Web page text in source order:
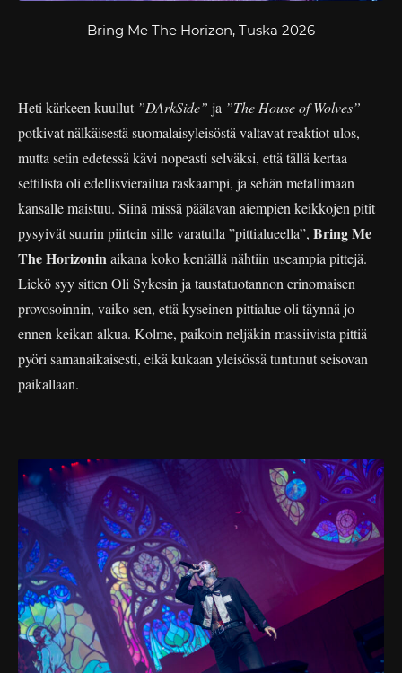
Bring Me The Horizon, Tuska 2026
Heti kärkeen kuullut ”DArkSide” ja ”The House of Wolves”
potkivat nälkäisestä suomalaisyleisöstä valtavat reaktiot ulos,
mutta setin edetessä kävi nopeasti selväksi, että tällä kertaa
settilista oli edellisvierailua raskaampi, ja sehän metallimaan
kansalle maistuu. Siinä missä päälavan aiempien keikkojen pitit
pysyivät suurin piirtein sille varatulla ”pittialueella”, Bring Me
The Horizoninaikana koko kentällä nähtiin useampia pittejä.
Liekö syy sitten Oli Sykesin ja taustatuotannon erinomaisen
provosoinnin, vaiko sen, että kyseinen pittialue oli täynnä jo
ennen keikan alkua. Kolme, paikoin neljäkin massiivista pittiä
pyöri samanaikaisesti, eikä kukaan yleisössä tuntunut seisovan
paikallaan.